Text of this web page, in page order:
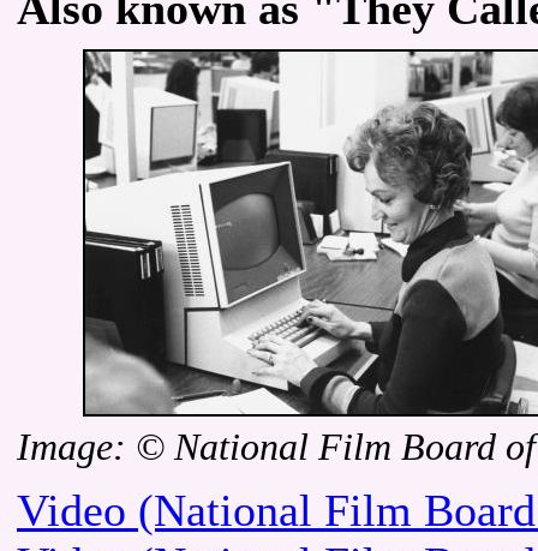
Image: © National Film Board
Video (National Film